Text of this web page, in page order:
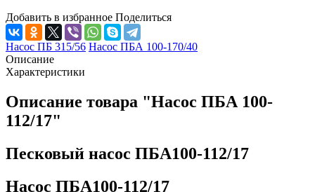
Добавить в избранное Поделиться
Насос ПБ 315/56 Насос ПБА 100-170/40
Описание
Характеристики
Описание товара "Насос ПБА 100-
112/17"
Песковый насос ПБА100-112/17
Насос ПБА100-112/17